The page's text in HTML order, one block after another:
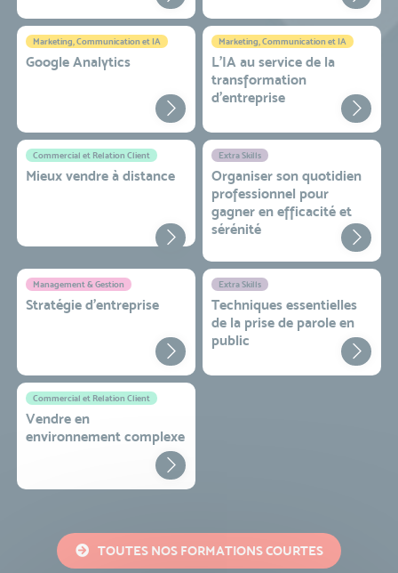
Marketing, Communication et IA
Google Analytics
Marketing, Communication et IA
L'IA au service de la
transformation
d'entreprise
Commercial et Relation Client
Mieux vendre à distance
Extra Skills
Organiser son quotidien
professionnel pour
gagner en efficacité et
sérénité
Management & Gestion
Stratégie d’entreprise
Extra Skills
Techniques essentielles
de la prise de parole en
public
Commercial et Relation Client
Vendre en
environnement complexe
TOUTES NOS FORMATIONS COURTES